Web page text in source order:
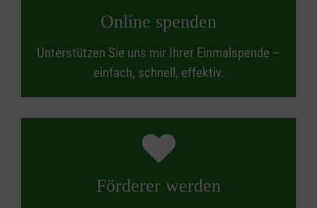
Online spenden
Unterstützen Sie uns mir Ihrer Einmalspende –
einfach, schnell, effektiv.
Förderer werden